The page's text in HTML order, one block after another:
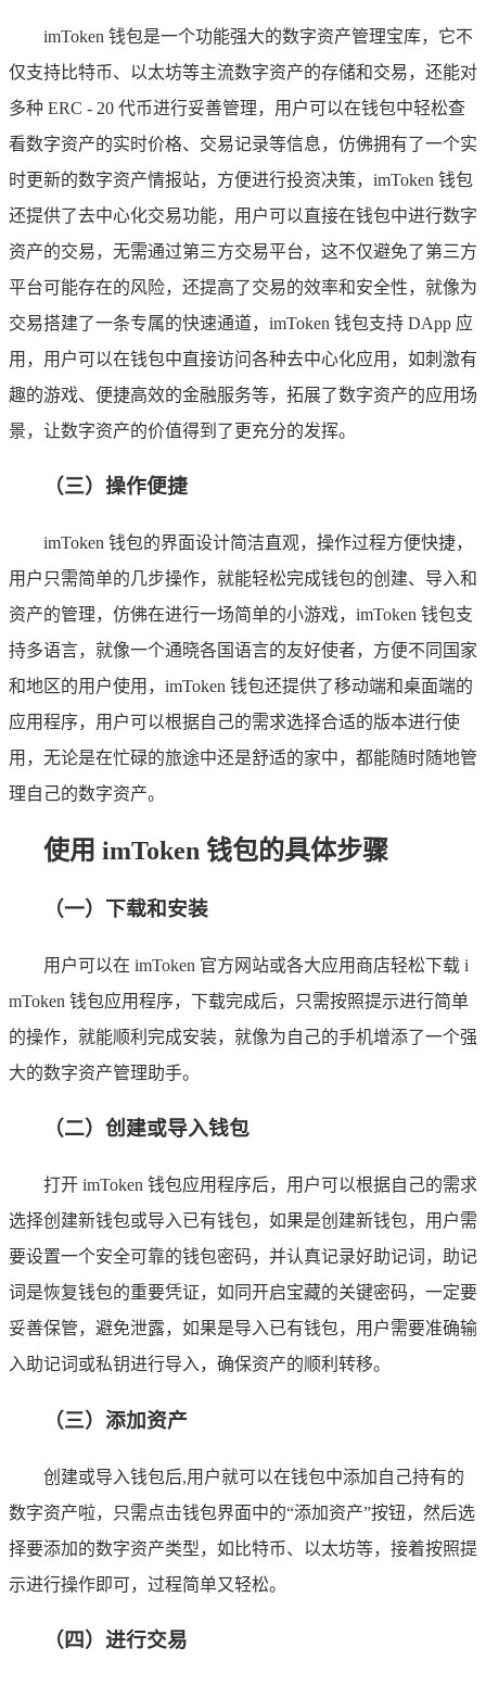
imToken 钱包是一个功能强大的数字资产管理宝库，它不
仅支持比特币、以太坊等主流数字资产的存储和交易，还能对
多种 ERC - 20 代币进行妥善管理，用户可以在钱包中轻松查
看数字资产的实时价格、交易记录等信息，仿佛拥有了一个实
时更新的数字资产情报站，方便进行投资决策，imToken 钱包
还提供了去中心化交易功能，用户可以直接在钱包中进行数字
资产的交易，无需通过第三方交易平台，这不仅避免了第三方
平台可能存在的风险，还提高了交易的效率和安全性，就像为
交易搭建了一条专属的快速通道，imToken 钱包支持 DApp 应
用，用户可以在钱包中直接访问各种去中心化应用，如刺激有
趣的游戏、便捷高效的金融服务等，拓展了数字资产的应用场
景，让数字资产的价值得到了更充分的发挥。
（三）操作便捷
imToken 钱包的界面设计简洁直观，操作过程方便快捷，
用户只需简单的几步操作，就能轻松完成钱包的创建、导入和
资产的管理，仿佛在进行一场简单的小游戏，imToken 钱包支
持多语言，就像一个通晓各国语言的友好使者，方便不同国家
和地区的用户使用，imToken 钱包还提供了移动端和桌面端的
应用程序，用户可以根据自己的需求选择合适的版本进行使
用，无论是在忙碌的旅途中还是舒适的家中，都能随时随地管
理自己的数字资产。
使用 imToken 钱包的具体步骤
（一）下载和安装
用户可以在 imToken 官方网站或各大应用商店轻松下载 i
mToken 钱包应用程序，下载完成后，只需按照提示进行简单
的操作，就能顺利完成安装，就像为自己的手机增添了一个强
大的数字资产管理助手。
（二）创建或导入钱包
打开 imToken 钱包应用程序后，用户可以根据自己的需求
选择创建新钱包或导入已有钱包，如果是创建新钱包，用户需
要设置一个安全可靠的钱包密码，并认真记录好助记词，助记
词是恢复钱包的重要凭证，如同开启宝藏的关键密码，一定要
妥善保管，避免泄露，如果是导入已有钱包，用户需要准确输
入助记词或私钥进行导入，确保资产的顺利转移。
（三）添加资产
创建或导入钱包后,用户就可以在钱包中添加自己持有的
数字资产啦，只需点击钱包界面中的“添加资产”按钮，然后选
择要添加的数字资产类型，如比特币、以太坊等，接着按照提
示进行操作即可，过程简单又轻松。
（四）进行交易